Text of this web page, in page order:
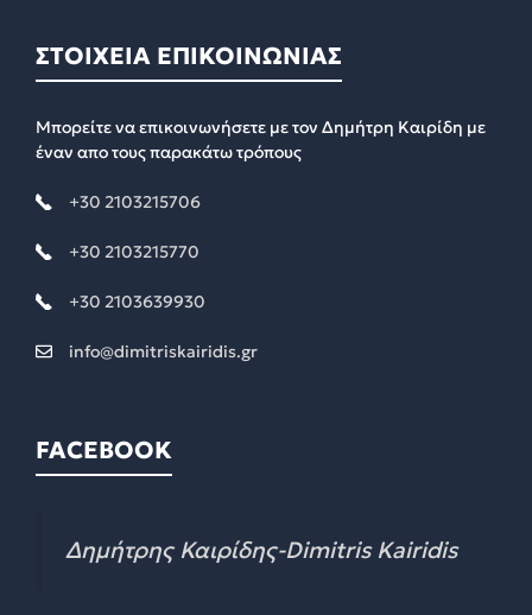
ΣΤΟΙΧΕΙΑ ΕΠΙΚΟΙΝΩΝΙΑΣ
Μπορείτε να επικοινωνήσετε με τον Δημήτρη Καιρίδη με
έναν απο τους παρακάτω τρόπους
+30 2103215706
+30 2103215770
+30 2103639930
info@dimitriskairidis.gr
FACEBOOK
Δημήτρης Καιρίδης-Dimitris Kairidis